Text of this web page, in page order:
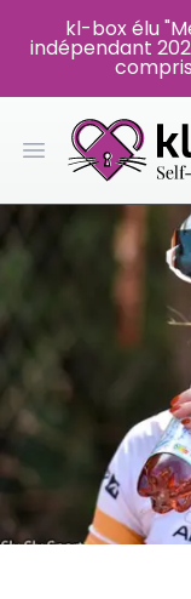
kl-box élu
indépendant
Open main menu